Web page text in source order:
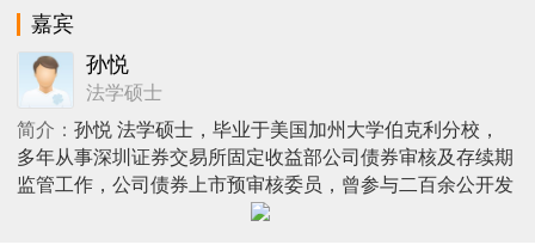
嘉宾
孙悦
法学硕士
简介：孙悦 法学硕士，毕业于美国加州大学伯克利分校，
多年从事深圳证券交易所固定收益部公司债券审核及存续期
监管工作，公司债券上市预审核委员，曾参与二百余公开发
行公司债券及非公开发行公司债券项目审核及评审工作，以